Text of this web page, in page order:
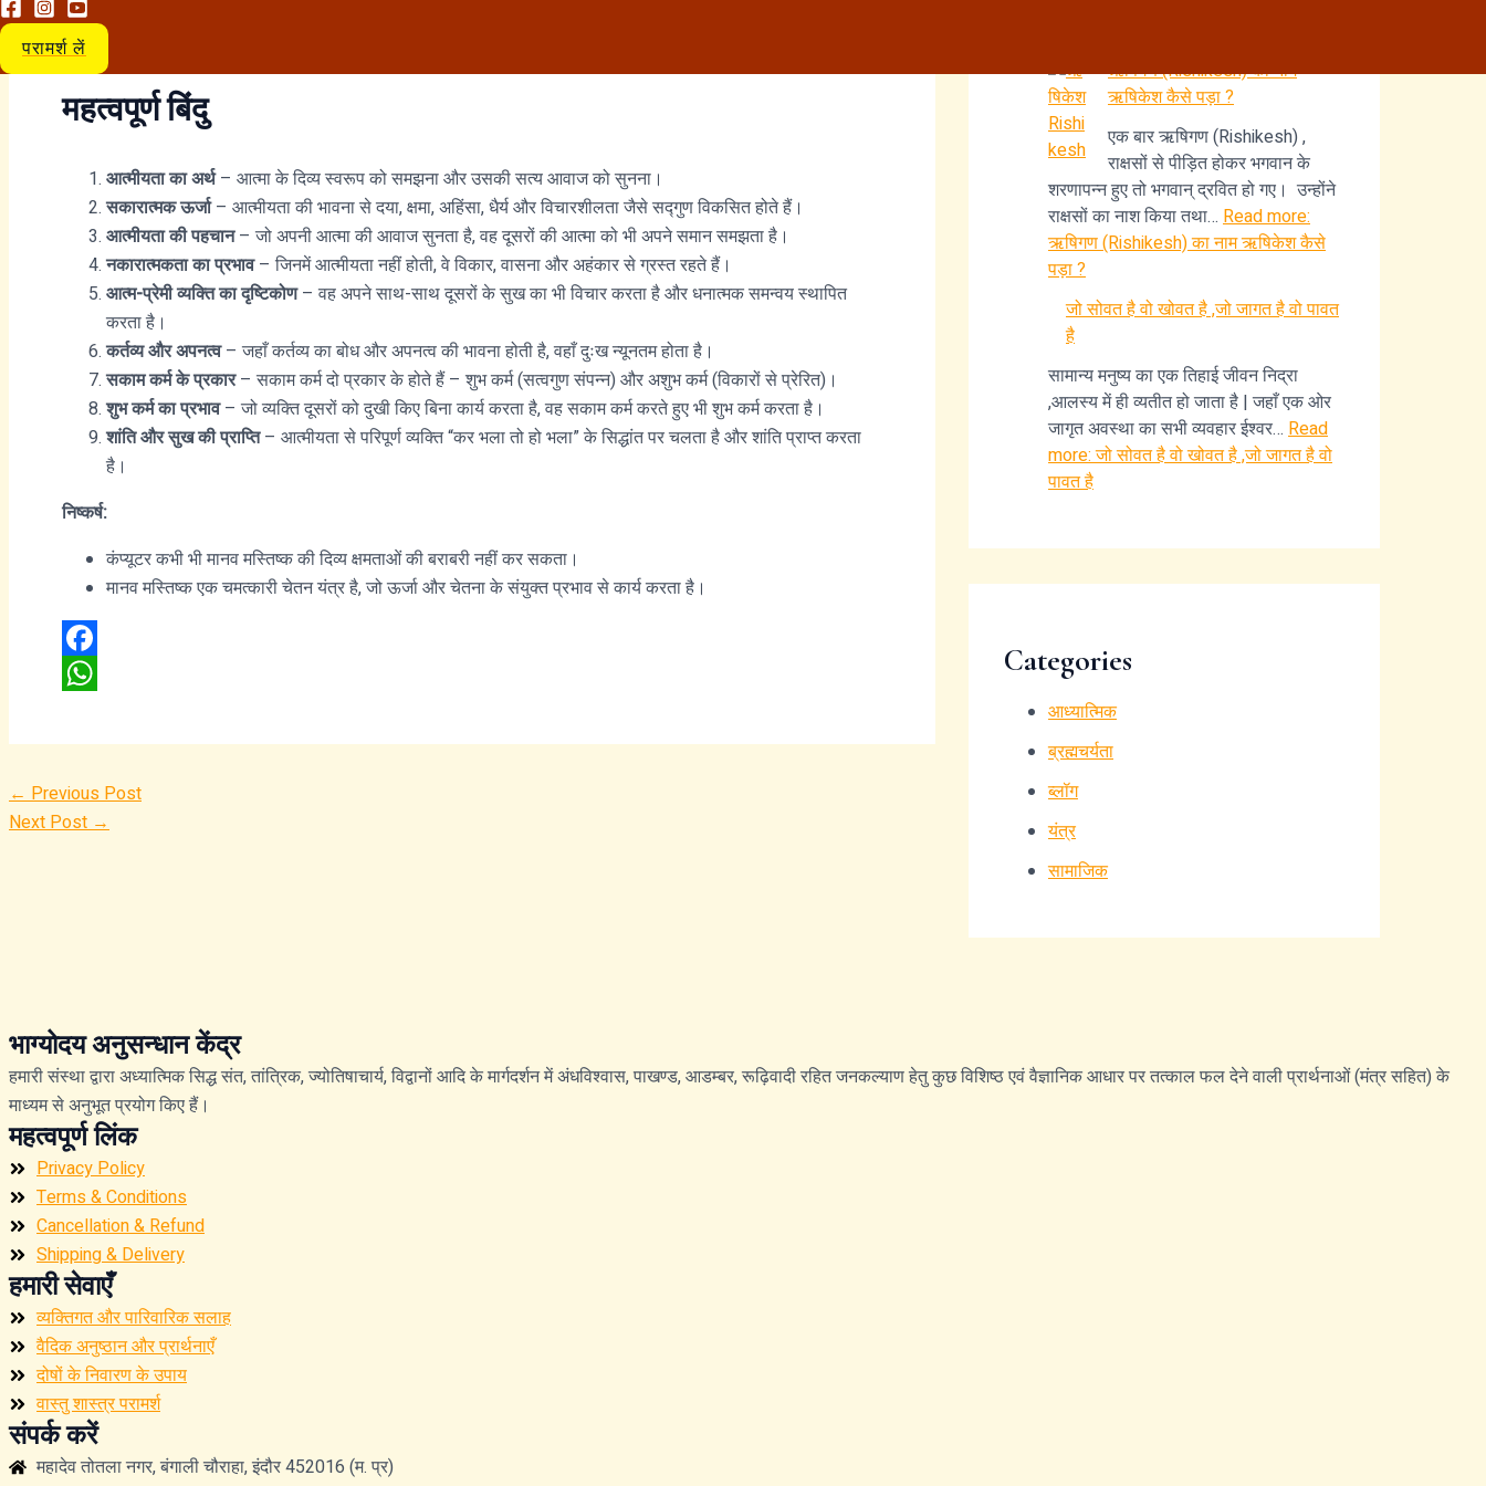
परामर्श लें
महत्वपूर्ण बिंदु
आत्मीयता का अर्थ– आत्मा के दिव्य स्वरूप को समझना और उसकी सत्य आवाज को सुनना।
सकारात्मक ऊर्जा– आत्मीयता की भावना से दया, क्षमा, अहिंसा, धैर्य और विचारशीलता जैसे सद्गुण विकसित होते हैं।
आत्मीयता की पहचान– जो अपनी आत्मा की आवाज सुनता है, वह दूसरों की आत्मा को भी अपने समान समझता है।
नकारात्मकता का प्रभाव– जिनमें आत्मीयता नहीं होती, वे विकार, वासना और अहंकार से ग्रस्त रहते हैं।
आत्म-प्रेमी व्यक्ति का दृष्टिकोण– वह अपने साथ-साथ दूसरों के सुख का भी विचार करता है और धनात्मक समन्वय स्थापित
करता है।
कर्तव्य और अपनत्व– जहाँ कर्तव्य का बोध और अपनत्व की भावना होती है, वहाँ दुःख न्यूनतम होता है।
सकाम कर्म के प्रकार– सकाम कर्म दो प्रकार के होते हैं – शुभ कर्म (सत्वगुण संपन्न) और अशुभ कर्म (विकारों से प्रेरित)।
शुभ कर्म का प्रभाव– जो व्यक्ति दूसरों को दुखी किए बिना कार्य करता है, वह सकाम कर्म करते हुए भी शुभ कर्म करता है।
शांति और सुख की प्राप्ति– आत्मीयता से परिपूर्ण व्यक्ति “कर भला तो हो भला” के सिद्धांत पर चलता है और शांति प्राप्त करता
है।
निष्कर्ष:
कंप्यूटर कभी भी मानव मस्तिष्क की दिव्य क्षमताओं की बराबरी नहीं कर सकता।
मानव मस्तिष्क एक चमत्कारी चेतन यंत्र है, जो ऊर्जा और चेतना के संयुक्त प्रभाव से कार्य करता है।
Facebook
← Previous Post
Next Post →
ऋषिगण (Rishikesh) का नाम
ऋषिकेश कैसे पड़ा ?
एक बार ऋषिगण (Rishikesh) ,
राक्षसों से पीड़ित होकर भगवान के
शरणापन्न हुए तो भगवान् द्रवित हो गए। उन्होंने
राक्षसों का नाश किया तथा… Read more:
ऋषिगण (Rishikesh) का नाम ऋषिकेश कैसे
पड़ा ?
जो सोवत है वो खोवत है ,जो जागत है वो पावत
है
सामान्य मनुष्य का एक तिहाई जीवन निद्रा
,आलस्य में ही व्यतीत हो जाता है | जहाँ एक ओर
जागृत अवस्था का सभी व्यवहार ईश्वर… Read
more: जो सोवत है वो खोवत है ,जो जागत है वो
पावत है
Categories
आध्यात्मिक
ब्रह्मचर्यता
ब्लॉग
यंत्र
सामाजिक
भाग्योदय अनुसन्धान केंद्र
हमारी संस्था द्वारा अध्यात्मिक सिद्ध संत, तांत्रिक, ज्योतिषाचार्य, विद्वानों आदि के मार्गदर्शन में अंधविश्वास, पाखण्ड, आडम्बर, रूढ़िवादी रहित जनकल्याण हेतु कुछ विशिष्ठ एवं वैज्ञानिक आधार पर तत्काल फल देने वाली प्रार्थनाओं (मंत्र सहित) के
माध्यम से अनुभूत प्रयोग किए हैं।
महत्वपूर्ण लिंक
Privacy Policy
Terms & Conditions
Cancellation & Refund
Shipping & Delivery
हमारी सेवाएँ
व्यक्तिगत और पारिवारिक सलाह
वैदिक अनुष्ठान और प्रार्थनाएँ
दोषों के निवारण के उपाय
वास्तु शास्त्र परामर्श
संपर्क करें
महादेव तोतला नगर, बंगाली चौराहा, इंदौर 452016 (म. प्र)